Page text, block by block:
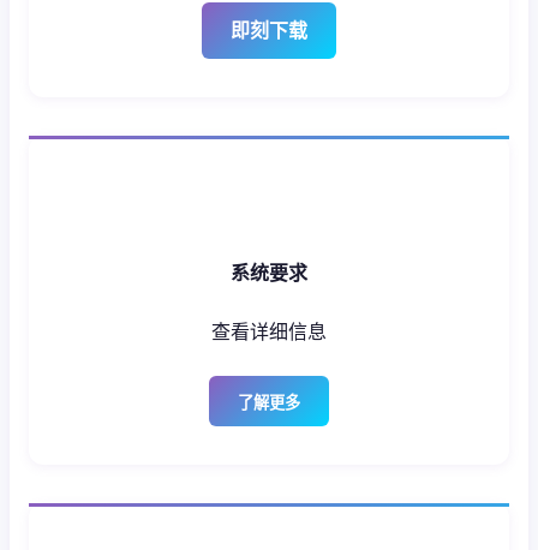
即刻下载
系统要求
查看详细信息
了解更多